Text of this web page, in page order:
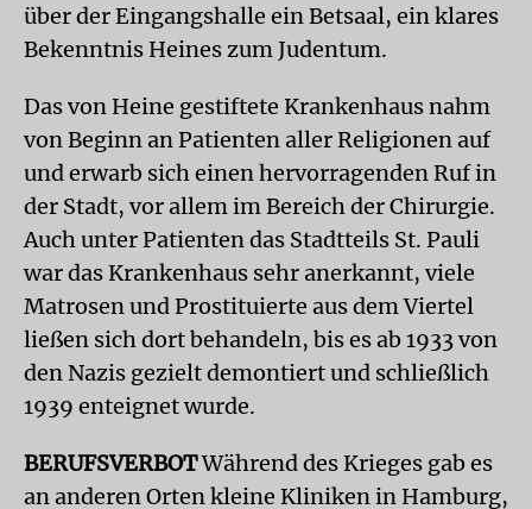
über der Eingangshalle ein Betsaal, ein klares
Bekenntnis Heines zum Judentum.
Das von Heine gestiftete Krankenhaus nahm
von Beginn an Patienten aller Religionen auf
und erwarb sich einen hervorragenden Ruf in
der Stadt, vor allem im Bereich der Chirurgie.
Auch unter Patienten das Stadtteils St. Pauli
war das Krankenhaus sehr anerkannt, viele
Matrosen und Prostituierte aus dem Viertel
ließen sich dort behandeln, bis es ab 1933 von
den Nazis gezielt demontiert und schließlich
1939 enteignet wurde.
BERUFSVERBOTWährend des Krieges gab es
an anderen Orten kleine Kliniken in Hamburg,